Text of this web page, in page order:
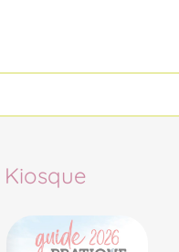
Kiosque